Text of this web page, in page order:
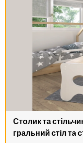
Столик та
гральний стіл та